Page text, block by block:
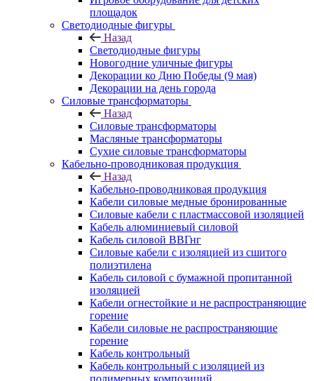
площадок
Светодиодные фигуры
Назад
Светодиодные фигуры
Новогодние уличные фигуры
Декорации ко Дню Победы (9 мая)
Декорации на день города
Силовые трансформаторы
Назад
Силовые трансформаторы
Масляные трансформаторы
Сухие силовые трансформаторы
Кабельно-проводниковая продукция
Назад
Кабельно-проводниковая продукция
Кабели силовые медные бронированные
Силовые кабели с пластмассовой изоляцией
Кабель алюминиевый силовой
Кабель силовой ВВГнг
Силовые кабели с изоляцией из сшитого
полиэтилена
Кабель силовой с бумажной пропитанной
изоляцией
Кабели огнестойкие и не распространяющие
горение
Кабели силовые не распространяющие
горение
Кабель контрольный
Кабель контрольный с изоляцией из
полимерных композиций